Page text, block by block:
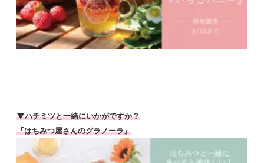
▼ハチミツと一緒にいかがですか？
『はちみつ屋さんのグラノーラ』